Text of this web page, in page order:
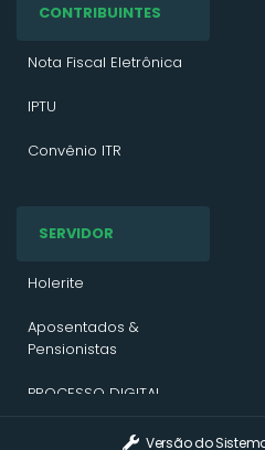
CONTRIBUINTES
Nota Fiscal Eletrônica
IPTU
Convênio ITR
VTN 2025
VTN 2024
Contato/Solicitação
SERVIDOR
Holerite
Aposentados &
Pensionistas
PROCESSO DIGITAL
Assinatura DigitalVersão do